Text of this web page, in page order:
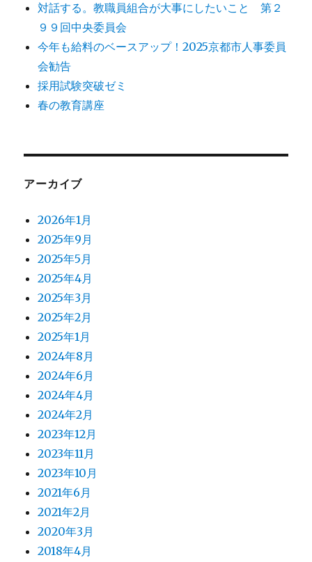
対話する。教職員組合が大事にしたいこと 第２
９９回中央委員会
今年も給料のベースアップ！2025京都市人事委員
会勧告
採用試験突破ゼミ
春の教育講座
アーカイブ
2026年1月
2025年9月
2025年5月
2025年4月
2025年3月
2025年2月
2025年1月
2024年8月
2024年6月
2024年4月
2024年2月
2023年12月
2023年11月
2023年10月
2021年6月
2021年2月
2020年3月
2018年4月